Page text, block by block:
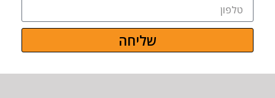
שליחה